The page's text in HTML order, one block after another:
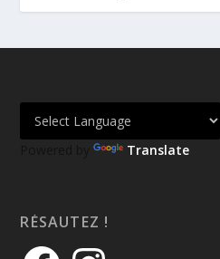
Powered by Translate
RÉSAUTEZ !